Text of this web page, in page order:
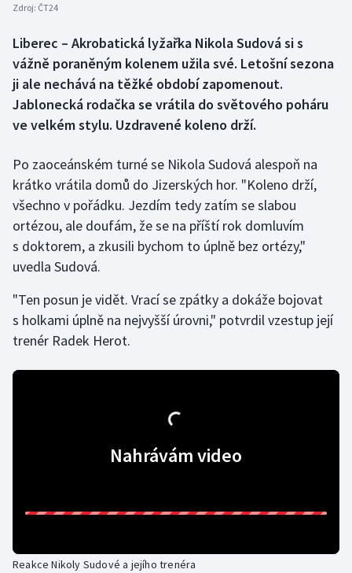
Box
Curling
Florbal
Futsal
Golf
Gymnastika
Házená
Jezdectví
Lyže a snowboard
Moderní pětiboj
Zdroj: ČT24
Liberec – Akrobatická lyžařka Nikola Sudová si s
vážně poraněným kolenem užila své. Letošní sezona
ji ale nechává na těžké období zapomenout.
Jablonecká rodačka se vrátila do světového poháru
ve velkém stylu. Uzdravené koleno drží.
Po zaoceánském turné se Nikola Sudová alespoň na
krátko vrátila domů do Jizerských hor. "Koleno drží,
všechno v pořádku. Jezdím tedy zatím se slabou
ortézou, ale doufám, že se na příští rok domluvím
s doktorem, a zkusili bychom to úplně bez ortézy,"
uvedla Sudová.
"Ten posun je vidět. Vrací se zpátky a dokáže bojovat
s holkami úplně na nejvyšší úrovni," potvrdil vzestup její
trenér Radek Herot.
Nahrávám video
Reakce Nikoly Sudové a jejího trenéra